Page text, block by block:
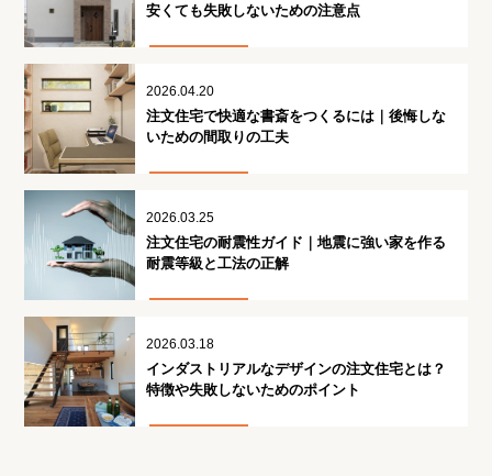
安くても失敗しないための注意点
2026.04.20
注文住宅で快適な書斎をつくるには｜後悔しな
いための間取りの工夫
2026.03.25
注文住宅の耐震性ガイド｜地震に強い家を作る
耐震等級と工法の正解
2026.03.18
インダストリアルなデザインの注文住宅とは？
特徴や失敗しないためのポイント